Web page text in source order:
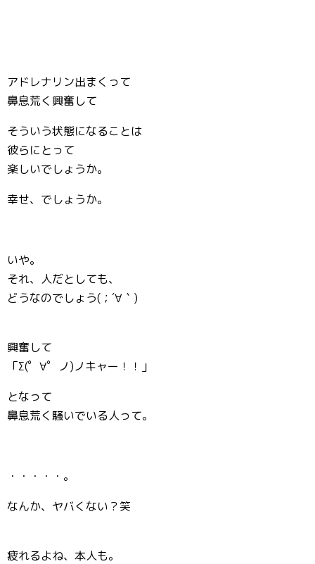
アドレナリン出まくって
鼻息荒く興奮して
そういう状態になることは
彼らにとって
楽しいでしょうか。
幸せ、でしょうか。
いや。
それ、人だとしても、
どうなのでしょう(；´∀｀)
興奮して
「Σ(゜∀゜ノ)ノキャー！！」
となって
鼻息荒く騒いでいる人って。
・・・・・。
なんか、ヤバくない？笑
疲れるよね、本人も。